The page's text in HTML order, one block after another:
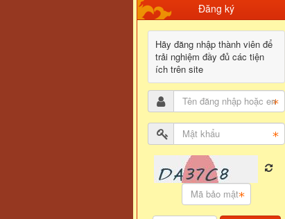
Đăng ký
Hãy đăng nhập thành viên để
trải nghiệm đầy đủ các tiện
ích trên site